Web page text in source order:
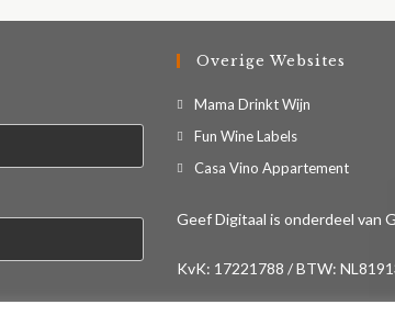
Overige Websites
Mama Drinkt WijnOpent
tab
Fun Wine LabelsOpent
in
nieuwe
Casa Vino AppartementOpent
een
tab
Geef Digitaal is onderdeel van
KvK: 17221788 / BTW: